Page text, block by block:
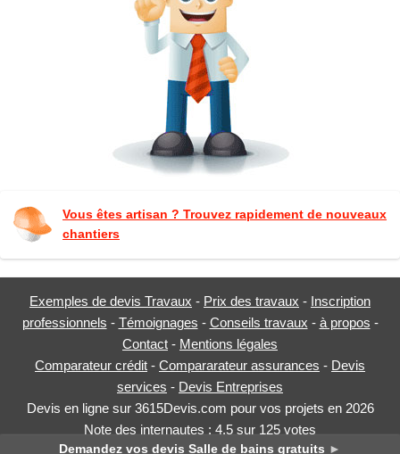
Demandez vos devis Salle de bains gratuits ►
Vous êtes artisan ? Trouvez rapidement de nouveaux
chantiers
Exemples de devis Travaux - Prix des travaux - Inscription
professionnels - Témoignages - Conseils travaux - à propos -
Contact - Mentions légales
Comparateur crédit - Compararateur assurances - Devis
services - Devis Entreprises
Devis en ligne sur 3615Devis.com pour vos projets en 2026
Note des internautes : 4.5 sur 125 votes